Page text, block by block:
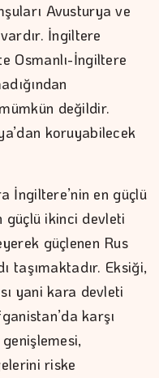
Avusturya ve
İngiltere
Osmanlı-İngiltere
değildir.
koruyabilecek
İngiltere’nin en güçlü
güçlü ikinci devleti
güçlenen Rus
taşımaktadır. Eksiği,
yani kara devleti
karşı
riske